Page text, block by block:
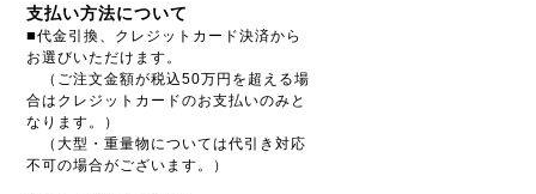
支払い方法について
■代金引換、クレジットカード決済から
お選びいただけます。
（ご注文金額が税込50万円を超える場
合はクレジットカードのお支払いのみと
なります。）
（大型・重量物については代引き対応
不可の場合がございます。）